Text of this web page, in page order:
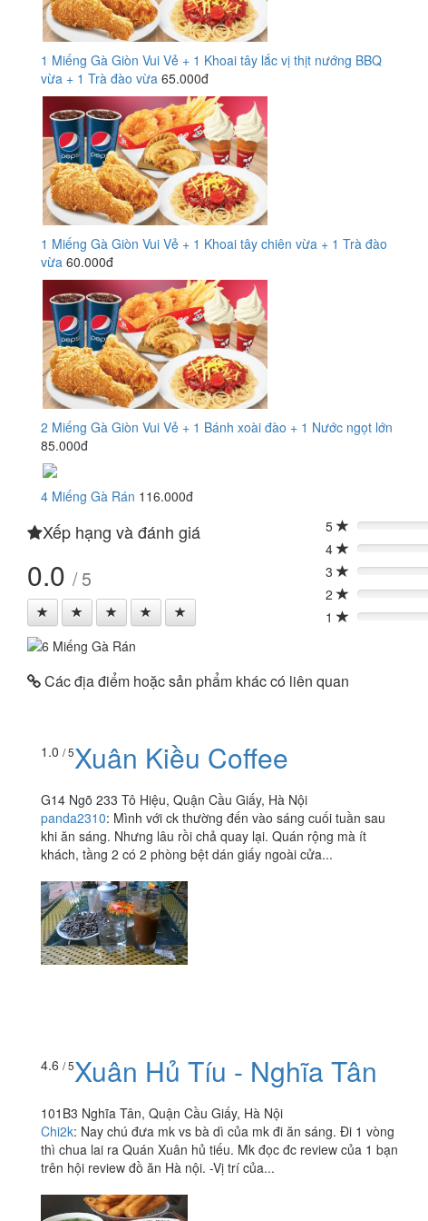
1 Miếng Gà Giòn Vui Vẻ + 1 Khoai tây lắc vị thịt nướng BBQ
vừa + 1 Trà đào vừa 65.000đ
1 Miếng Gà Giòn Vui Vẻ + 1 Khoai tây chiên vừa + 1 Trà đào
vừa 60.000đ
2 Miếng Gà Giòn Vui Vẻ + 1 Bánh xoài đào + 1 Nước ngọt lớn
85.000đ
4 Miếng Gà Rán 116.000đ
Xếp hạng và đánh giá
0.0 / 5
5 0%
4
0%
3
0%
2
0%
1
0%
Các địa điểm hoặc sản phẩm khác có liên quan
1.0 / 5Xuân Kiều Coffee
G14 Ngõ 233 Tô Hiệu, Quận Cầu Giấy, Hà Nội
panda2310: Mình với ck thường đến vào sáng cuối tuần sau
khi ăn sáng. Nhưng lâu rồi chả quay lại. Quán rộng mà ít
khách, tầng 2 có 2 phòng bệt dán giấy ngoài cửa...
4.6 / 5Xuân Hủ Tíu - Nghĩa Tân
101B3 Nghĩa Tân, Quận Cầu Giấy, Hà Nội
Chi2k: Nay chú đưa mk vs bà dì của mk đi ăn sáng. Đi 1 vòng
thì chua lai ra Quán Xuân hủ tiếu. Mk đọc đc review của 1 bạn
trên hội review đồ ăn Hà nội. -Vị trí của...